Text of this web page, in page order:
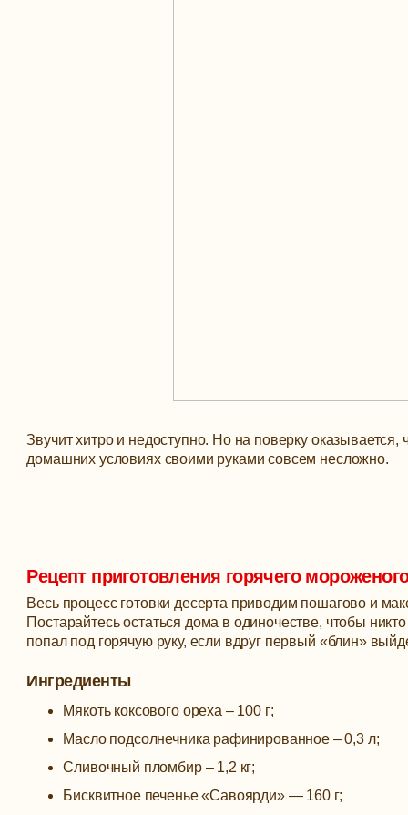
Звучит хитро и недоступно. Но на поверку
домашних условиях своими руками совсем несложно.
Рецепт приготовления горячего
Весь процесс готовки десерта приводим пошагово и
Постарайтесь остаться дома в одиночестве, чтобы
попал под горячую руку, если вдруг первый «блин»
Ингредиенты
Мякоть коксового ореха – 100 г;
Масло подсолнечника рафинированное – 0,3 л;
Сливочный пломбир – 1,2 кг;
Бисквитное печенье «Савоярди» — 160 г;